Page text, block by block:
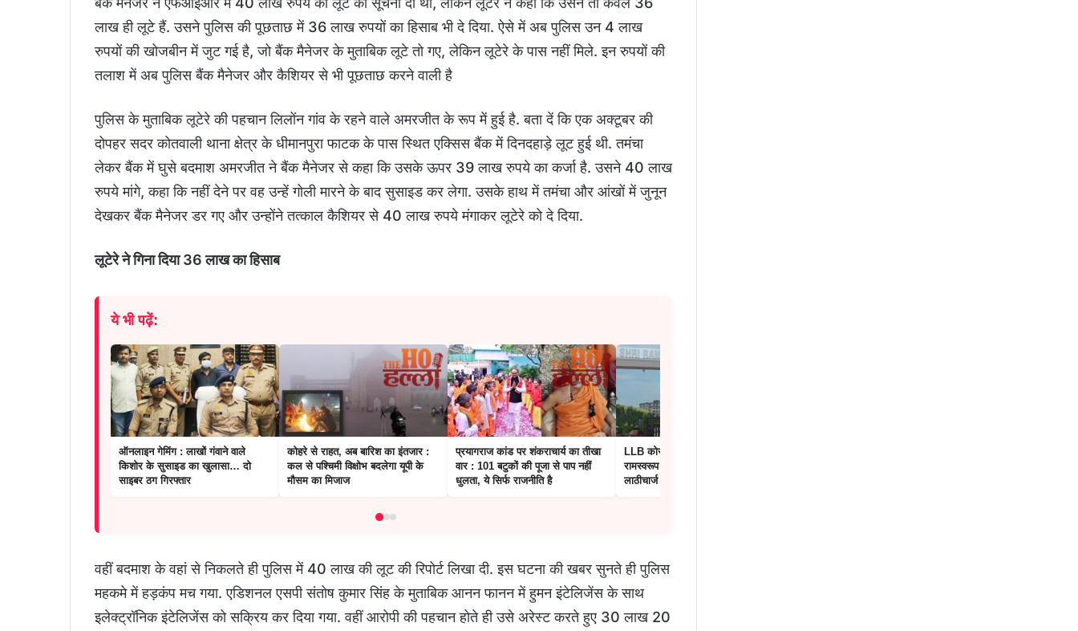
लाख ही लूटे हैं. उसने पुलिस की पूछताछ में 36 लाख रुपयों का हिसाब भी दे दिया. ऐसे में अब पुलिस उन 4 लाख
रुपयों की खोजबीन में जुट गई है, जो बैंक मैनेजर के मुताबिक लूटे तो गए, लेकिन लूटेरे के पास नहीं मिले. इन रुपयों की
तलाश में अब पुलिस बैंक मैनेजर और कैशियर से भी पूछताछ करने वाली है
पुलिस के मुताबिक लूटेरे की पहचान लिलोंन गांव के रहने वाले अमरजीत के रूप में हुई है. बता दें कि एक अक्टूबर की
दोपहर सदर कोतवाली थाना क्षेत्र के धीमानपुरा फाटक के पास स्थित एक्सिस बैंक में दिनदहाड़े लूट हुई थी. तमंचा
लेकर बैंक में घुसे बदमाश अमरजीत ने बैंक मैनेजर से कहा कि उसके ऊपर 39 लाख रुपये का कर्जा है. उसने 40 लाख
रुपये मांगे, कहा कि नहीं देने पर वह उन्हें गोली मारने के बाद सुसाइड कर लेगा. उसके हाथ में तमंचा और आंखों में जुनून
देखकर बैंक मैनेजर डर गए और उन्होंने तत्काल कैशियर से 40 लाख रुपये मंगाकर लूटेरे को दे दिया.
लूटेरे ने गिना दिया 36 लाख का हिसाब
ये भी पढ़ें:
ऑनलाइन गेमिंग : लाखों गंवाने वाले
किशोर के सुसाइड का खुलासा… दो
साइबर ठग गिरफ्तार
कोहरे से राहत, अब बारिश का इंतजार :
कल से पश्चिमी विक्षोभ बदलेगा यूपी के
मौसम का मिजाज
प्रयागराज कांड पर शंकराचार्य का तीखा
वार : 101 बटुकों की पूजा से पाप नहीं
धुलता, ये सिर्फ राजनीति है
LLB कोर्स की मान्यता का प्रकरण : श्री
रामस्वरूप यूनिवर्सिटी प्रबंधन पर केस,
लाठीचार्ज के बाद एक्शन
वहीं बदमाश के वहां से निकलते ही पुलिस में 40 लाख की लूट की रिपोर्ट लिखा दी. इस घटना की खबर सुनते ही पुलिस
महकमे में हड़कंप मच गया. एडिशनल एसपी संतोष कुमार सिंह के मुताबिक आनन फानन में हुमन इंटेलिजेंस के साथ
इलेक्ट्रॉनिक इंटेलिजेंस को सक्रिय कर दिया गया. वहीं आरोपी की पहचान होते ही उसे अरेस्ट करते हुए 30 लाख 20